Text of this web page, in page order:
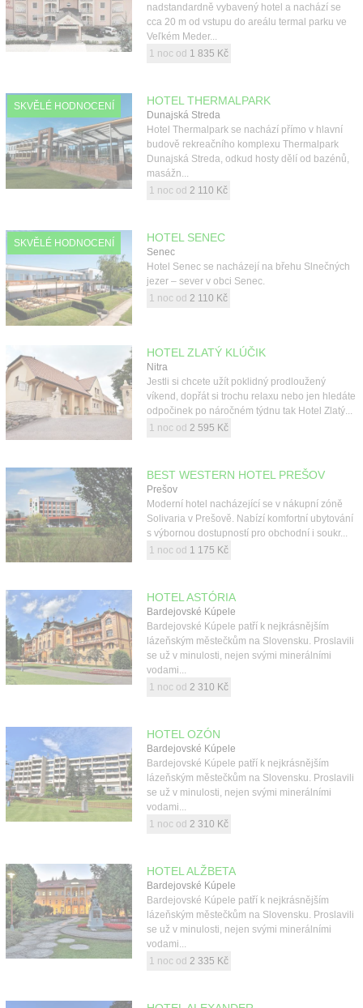
nadstandardně vybavený hotel a nachází se
cca 20 m od vstupu do areálu termal parku ve
Veľkém Meder...
1 noc od 1 835 Kč
SKVĚLÉ HODNOCENÍ HOTEL THERMALPARK
Dunajská Streda
Hotel Thermalpark se nachází přímo v hlavní
budově rekreačního komplexu Thermalpark
Dunajská Streda, odkud hosty dělí od bazénů,
masážn...
1 noc od 2 110 Kč
SKVĚLÉ HODNOCENÍ HOTEL SENEC
Senec
Hotel Senec se nacházejí na břehu Slnečných
jezer – sever v obci Senec.
1 noc od 2 110 Kč
HOTEL ZLATÝ KLÚČIK
Nitra
Jestli si chcete užít poklidný prodloužený
víkend, dopřát si trochu relaxu nebo jen hledáte
odpočinek po náročném týdnu tak Hotel Zlatý...
1 noc od 2 595 Kč
BEST WESTERN HOTEL PREŠOV
Prešov
Moderní hotel nacházející se v nákupní zóně
Solivaria v Prešově. Nabízí komfortní ubytování
s výbornou dostupností pro obchodní i soukr...
1 noc od 1 175 Kč
HOTEL ASTÓRIA
Bardejovské Kúpele
Bardejovské Kúpele patří k nejkrásnějším
lázeňským městečkům na Slovensku. Proslavili
se už v minulosti, nejen svými minerálními
vodami...
1 noc od 2 310 Kč
HOTEL OZÓN
Bardejovské Kúpele
Bardejovské Kúpele patří k nejkrásnějším
lázeňským městečkům na Slovensku. Proslavili
se už v minulosti, nejen svými minerálními
vodami...
1 noc od 2 310 Kč
HOTEL ALŽBETA
Bardejovské Kúpele
Bardejovské Kúpele patří k nejkrásnějším
lázeňským městečkům na Slovensku. Proslavili
se už v minulosti, nejen svými minerálními
vodami...
1 noc od 2 335 Kč